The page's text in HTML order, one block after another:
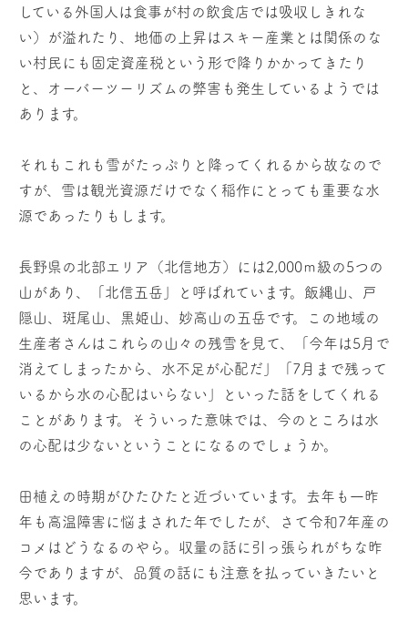
している外国人は食事が村の飲食店では吸収しきれな
い）が溢れたり、地価の上昇はスキー産業とは関係のな
い村民にも固定資産税という形で降りかかってきたり
と、オーバーツーリズムの弊害も発生しているようでは
あります。
それもこれも雪がたっぷりと降ってくれるから故なので
すが、雪は観光資源だけでなく稲作にとっても重要な水
源であったりもします。
長野県の北部エリア（北信地方）には2,000ｍ級の5つの
山があり、「北信五岳」と呼ばれています。飯縄山、戸
隠山、斑尾山、黒姫山、妙高山の五岳です。この地域の
生産者さんはこれらの山々の残雪を見て、「今年は5月で
消えてしまったから、水不足が心配だ」「7月まで残って
いるから水の心配はいらない」といった話をしてくれる
ことがあります。そういった意味では、今のところは水
の心配は少ないということになるのでしょうか。
田植えの時期がひたひたと近づいています。去年も一昨
年も高温障害に悩まされた年でしたが、さて令和7年産の
コメはどうなるのやら。収量の話に引っ張られがちな昨
今でありますが、品質の話にも注意を払っていきたいと
思います。